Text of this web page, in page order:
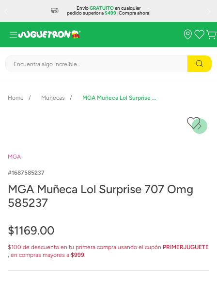
EnvíoGRATUITOen cualquier
pedido superior a$499¡Compra ahora!
Encuentra algo increíble...
Muñecas MGA Muñeca Lol Surprise 707 Omg 585237
MGA
1687585237
MGA Muñeca Lol Surprise 707 Omg
585237
$1169.00
$100 de descuento en tu primera compra usando el cupón PRIMERJUGUETE
, en compras mayores a $999.